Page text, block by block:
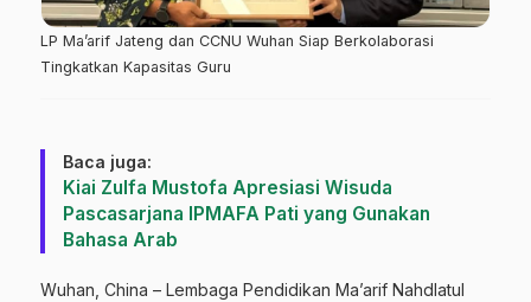
LP Ma’arif Jateng dan CCNU Wuhan Siap Berkolaborasi
Tingkatkan Kapasitas Guru
Baca juga:
Kiai Zulfa Mustofa Apresiasi Wisuda
Pascasarjana IPMAFA Pati yang Gunakan
Bahasa Arab
Wuhan, China – Lembaga Pendidikan Ma’arif Nahdlatul